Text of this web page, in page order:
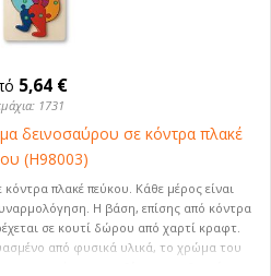
5,64 €
1731
δεινοσαύρου σε κόντρα πλακέ
(H98003)
πλακέ πεύκου. Κάθε μέρος είναι
Η βάση, επίσης από κόντρα
σε κουτί δώρου από χαρτί κραφτ.
από φυσικά υλικά, το χρώμα του